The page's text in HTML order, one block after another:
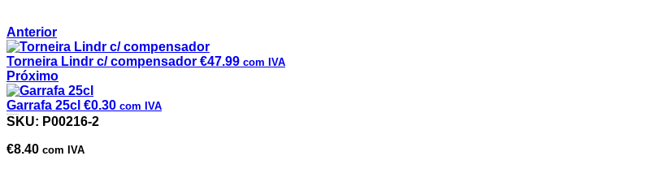
Anterior
Torneira Lindr c/ compensador €47.99 com IVA
Próximo
Garrafa 25cl €0.30 com IVA
SKU: P00216-2
€8.40 com IVA